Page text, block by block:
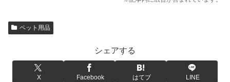
ペット用品
シェアする
X Facebook はてブ LINE